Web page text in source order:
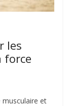
les
force
musculaire et